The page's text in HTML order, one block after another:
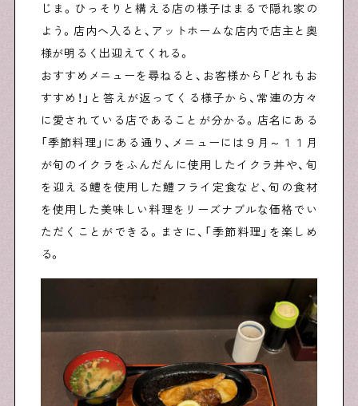
じま。ひっそりと構える店の様子はまるで隠れ家の
よう。店内へ入ると、アットホームな店内で店主と奥
様が明るく出迎えてくれる。
おすすめメニューを尋ねると、お客様から「どれもお
すすめ！」と答えが返ってくる様子から、常連の方々
に愛されている店であることが分かる。店名にある
「季節料理」にある通り、メニューには９月～１１月
が旬のイクラをふんだんに使用したイクラ丼や、旬
を迎える鱧を使用した鱧フライ定食など、旬の食材
を使用した美味しい料理をリーズナブルな価格でい
ただくことができる。まさに、「季節料理」を楽しめ
る。